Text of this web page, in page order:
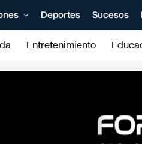
Deportes Sucesos
Entretenimiento